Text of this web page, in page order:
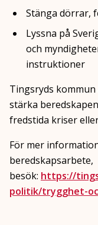
Stänga dörrar,
Lyssna på
och
instruktioner
Tingsryds
stärka
fredstida kriser
För mer
beredskapsarbete,
besök: https://
politik/trygghet-